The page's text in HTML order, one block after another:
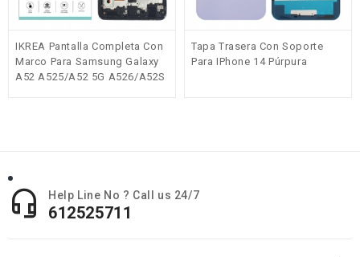
IKREA Pantalla Completa Con
Marco Para Samsung Galaxy
A52 A525/A52 5G A526/A52S
Tapa Trasera Con Soporte
Para IPhone 14 Púrpura
 Help Line No ? Call us 24/7
612525711